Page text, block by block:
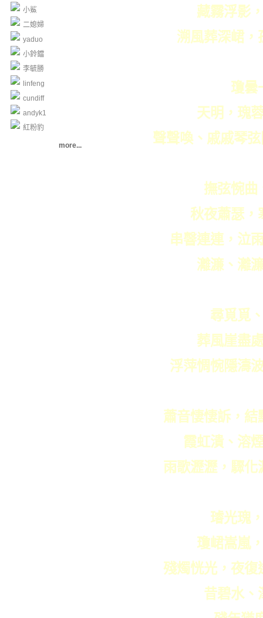
小鯊
二媳婦
yaduo
小鈴鐺
李毓勝
linfeng
cundiff
andyk1
紅粉豹
more...
藏霧浮影
溯風葬深峮，
瓊曇
天明，瑰
聲聲喚、戚戚琴
撫弦惋曲
秋夜蕭瑟，
串韾連連，泣
灕濂、灕
尋覓覓
葬風崖盡
浮萍惆惋隱濤
蕭音悽悽訴，結
霞虹潰、溶
雨歌瀝瀝，驟化
璿光瑰
瓊峮嵩嵐
殘燭恍光，夜復
昔碧水、